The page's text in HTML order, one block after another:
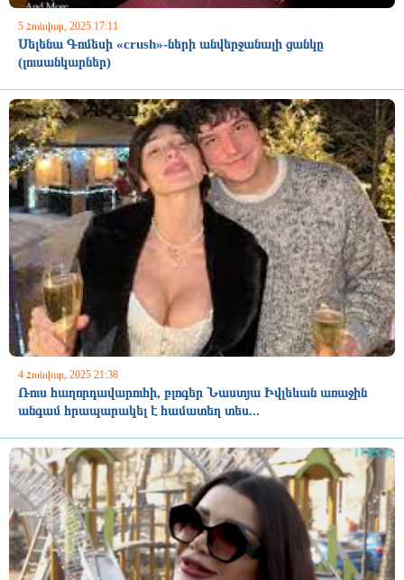
5 Հունվար, 2025 17:11
Սելենա Գոմեսի «crush»-ների անվերջանալի ցանկը
(լուսանկարներ)
4 Հունվար, 2025 21:38
Ռուս հաղորդավարուհի, բլոգեր Նաստյա Իվլեևան առաջին
անգամ հրապարակել է համատեղ տես...